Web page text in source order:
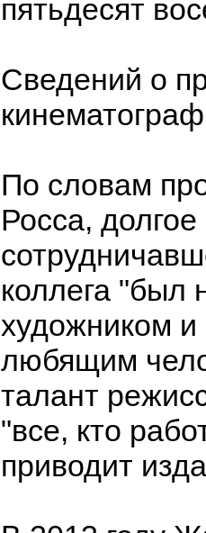
пятьдесят
Сведений о
По словам
Росса,
коллега "был
художником
любящим
талант
"все, кто
приводит